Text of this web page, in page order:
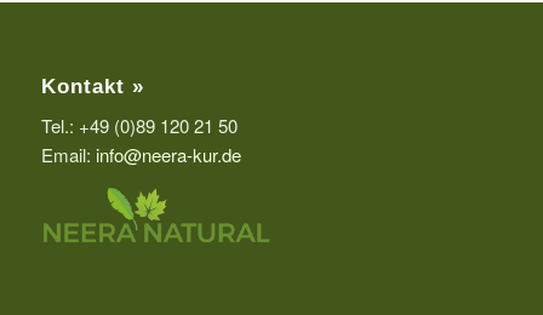
Kontakt »
Tel.: +49 (0)89 120 21 50
Email: info@neera-kur.de